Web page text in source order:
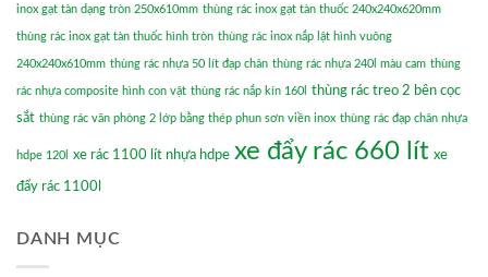
inox gạt tàn dạng tròn 250x610mm thùng rác inox gạt tàn thuốc 240x240x620mm
thùng rác inox gạt tàn thuốc hình tròn thùng rác inox nắp lật hình vuông
240x240x610mm thùng rác nhựa 50 lít đạp chân thùng rác nhựa 240l màu cam thùng
rác nhựa composite hình con vật thùng rác nắp kín 160l thùng rác treo 2 bên cọc
sắt thùng rác văn phòng 2 lớp bằng thép phun sơn viền inox thùng rác đạp chân nhựa
hdpe 120l xe rác 1100 lít nhựa hdpe xe đẩy rác 660 lít xe
đẩy rác 1100l
DANH MỤC